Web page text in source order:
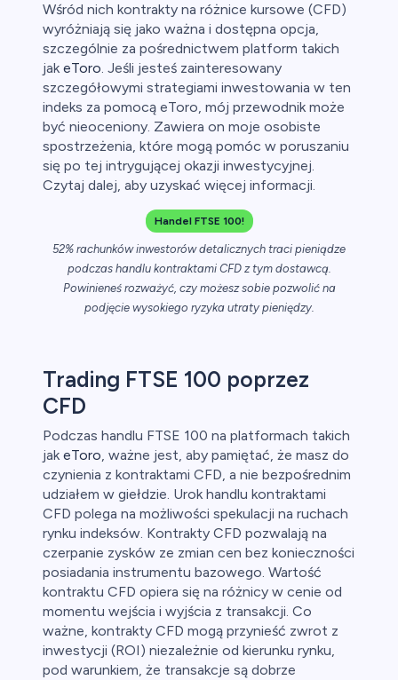
Wśród nich kontrakty na różnice kursowe (CFD)
wyróżniają się jako ważna i dostępna opcja,
szczególnie za pośrednictwem platform takich
jak eToro. Jeśli jesteś zainteresowany
szczegółowymi strategiami inwestowania w ten
indeks za pomocą eToro, mój przewodnik może
być nieoceniony. Zawiera on moje osobiste
spostrzeżenia, które mogą pomóc w poruszaniu
się po tej intrygującej okazji inwestycyjnej.
Czytaj dalej, aby uzyskać więcej informacji.
Handel FTSE 100!
52% rachunków inwestorów detalicznych traci pieniądze
podczas handlu kontraktami CFD z tym dostawcą.
Powinieneś rozważyć, czy możesz sobie pozwolić na
podjęcie wysokiego ryzyka utraty pieniędzy.
Trading FTSE 100 poprzez
CFD
Podczas handlu FTSE 100 na platformach takich
jak eToro, ważne jest, aby pamiętać, że masz do
czynienia z kontraktami CFD, a nie bezpośrednim
udziałem w giełdzie. Urok handlu kontraktami
CFD polega na możliwości spekulacji na ruchach
rynku indeksów. Kontrakty CFD pozwalają na
czerpanie zysków ze zmian cen bez konieczności
posiadania instrumentu bazowego. Wartość
kontraktu CFD opiera się na różnicy w cenie od
momentu wejścia i wyjścia z transakcji. Co
ważne, kontrakty CFD mogą przynieść zwrot z
inwestycji (ROI) niezależnie od kierunku rynku,
pod warunkiem, że transakcje są dobrze